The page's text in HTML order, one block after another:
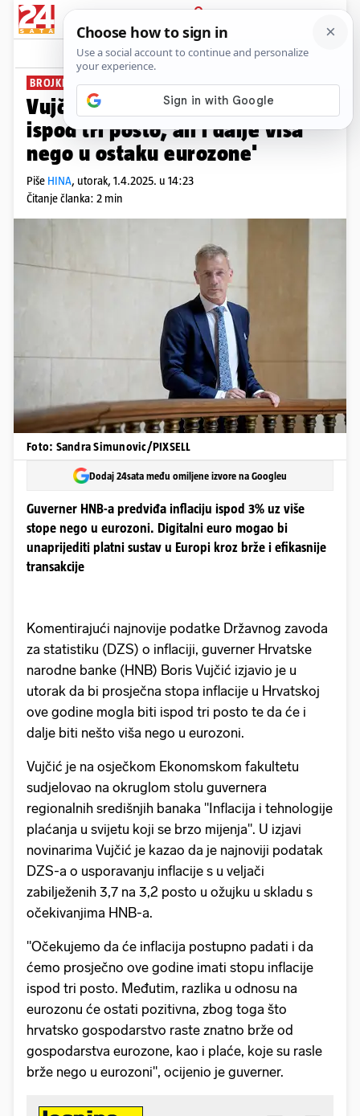
PRIJAVA
News Komentari
BROJKE GUVERNERA
Vujčić: 'Ove godine inflacija je
ispod tri posto, ali i dalje viša
nego u ostaku eurozone'
Piše HINA, utorak, 1.4.2025. u 14:23
Čitanje članka: 2 min
Foto: Sandra Simunovic/PIXSELL
Dodaj 24sata među omiljene izvore na Googleu
Guverner HNB-a predviđa inflaciju ispod 3% uz više
stope nego u eurozoni. Digitalni euro mogao bi
unaprijediti platni sustav u Europi kroz brže i efikasnije
transakcije
Komentirajući najnovije podatke Državnog zavoda
za statistiku (DZS) o inflaciji, guverner Hrvatske
narodne banke (HNB) Boris Vujčić izjavio je u
utorak da bi prosječna stopa inflacije u Hrvatskoj
ove godine mogla biti ispod tri posto te da će i
dalje biti nešto viša nego u eurozoni.
Vujčić je na osječkom Ekonomskom fakultetu
sudjelovao na okruglom stolu guvernera
regionalnih središnjih banaka "Inflacija i tehnologije
plaćanja u svijetu koji se brzo mijenja". U izjavi
novinarima Vujčić je kazao da je najnoviji podatak
DZS-a o usporavanju inflacije s u veljači
zabilježenih 3,7 na 3,2 posto u ožujku u skladu s
očekivanjima HNB-a.
"Očekujemo da će inflacija postupno padati i da
ćemo prosječno ove godine imati stopu inflacije
ispod tri posto. Međutim, razlika u odnosu na
eurozonu će ostati pozitivna, zbog toga što
hrvatsko gospodarstvo raste znatno brže od
gospodarstva eurozone, kao i plaće, koje su rasle
brže nego u eurozoni", ocijenio je guverner.